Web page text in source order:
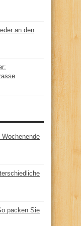
an den
packen Sie